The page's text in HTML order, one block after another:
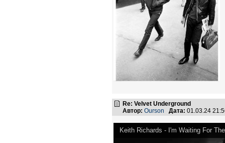
Re: Velvet Underground
Автор: Ourson Дата: 01.03.24
Keith Richards - I'm Waiting For